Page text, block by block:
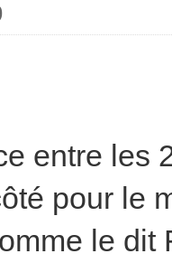
entre les
pour le
le dit